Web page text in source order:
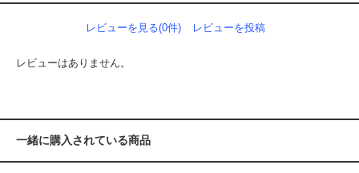
レビューを見る(0件) レビューを投稿
レビューはありません。
一緒に購入されている商品